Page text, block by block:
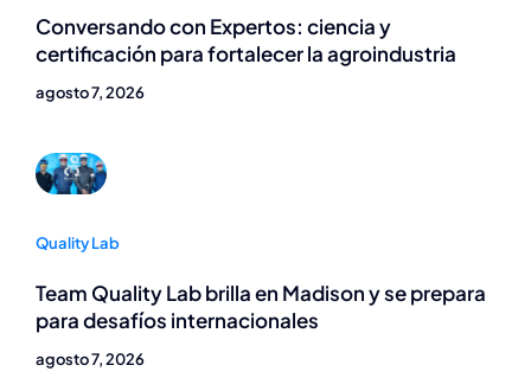
Conversando con Expertos: ciencia y
certificación para fortalecer la agroindustria
agosto 7, 2026
Quality Lab
Team Quality Lab brilla en Madison y se prepara
para desafíos internacionales
agosto 7, 2026